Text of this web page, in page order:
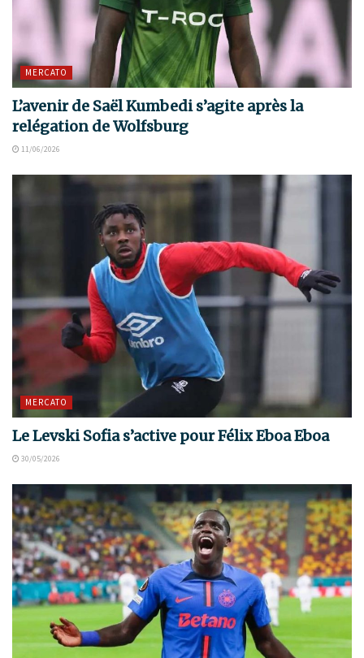
MERCATO
L’avenir de Saël Kumbedi s’agite après la
relégation de Wolfsburg
11/06/2026
MERCATO
Le Levski Sofia s’active pour Félix Eboa Eboa
30/05/2026